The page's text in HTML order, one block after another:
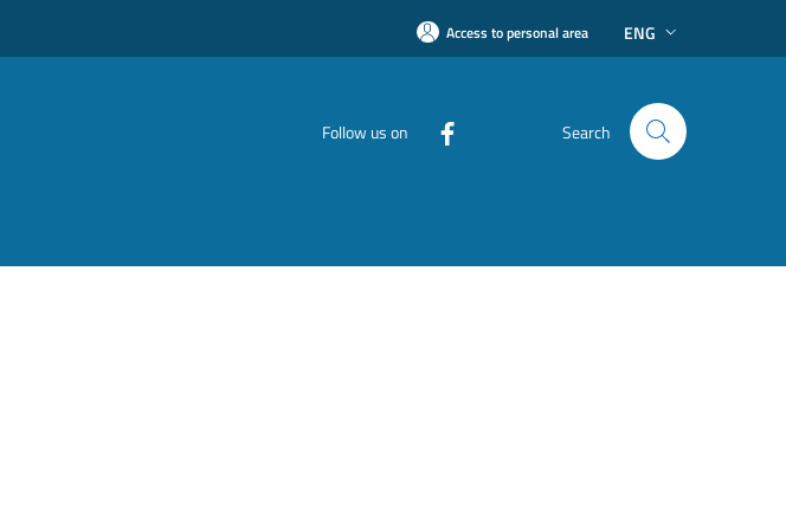
Access to personal area ENG
Follow us on Search